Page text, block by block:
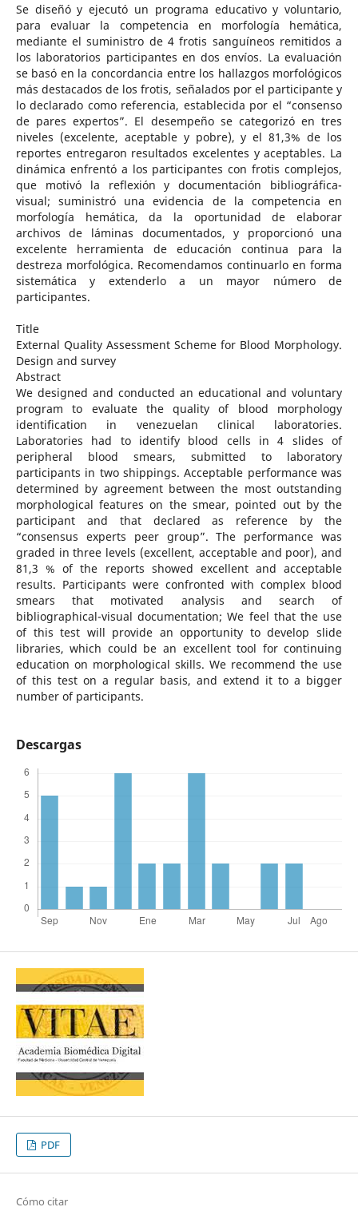
Se diseñó y ejecutó un programa educativo y voluntario,
para evaluar la competencia en morfología hemática,
mediante el suministro de 4 frotis sanguíneos remitidos a
los laboratorios participantes en dos envíos. La evaluación
se basó en la concordancia entre los hallazgos morfológicos
más destacados de los frotis, señalados por el participante y
lo declarado como referencia, establecida por el “consenso
de pares expertos”. El desempeño se categorizó en tres
niveles (excelente, aceptable y pobre), y el 81,3% de los
reportes entregaron resultados excelentes y aceptables. La
dinámica enfrentó a los participantes con frotis complejos,
que motivó la reflexión y documentación bibliográfica-
visual; suministró una evidencia de la competencia en
morfología hemática, da la oportunidad de elaborar
archivos de láminas documentados, y proporcionó una
excelente herramienta de educación continua para la
destreza morfológica. Recomendamos continuarlo en forma
sistemática y extenderlo a un mayor número de
participantes.
Title
External Quality Assessment Scheme for Blood Morphology.
Design and survey
Abstract
We designed and conducted an educational and voluntary
program to evaluate the quality of blood morphology
identification in venezuelan clinical laboratories.
Laboratories had to identify blood cells in 4 slides of
peripheral blood smears, submitted to laboratory
participants in two shippings. Acceptable performance was
determined by agreement between the most outstanding
morphological features on the smear, pointed out by the
participant and that declared as reference by the
“consensus experts peer group”. The performance was
graded in three levels (excellent, acceptable and poor), and
81,3 % of the reports showed excellent and acceptable
results. Participants were confronted with complex blood
smears that motivated analysis and search of
bibliographical-visual documentation; We feel that the use
of this test will provide an opportunity to develop slide
libraries, which could be an excellent tool for continuing
education on morphological skills. We recommend the use
of this test on a regular basis, and extend it to a bigger
number of participants.
Descargas
PDF
Cómo citar